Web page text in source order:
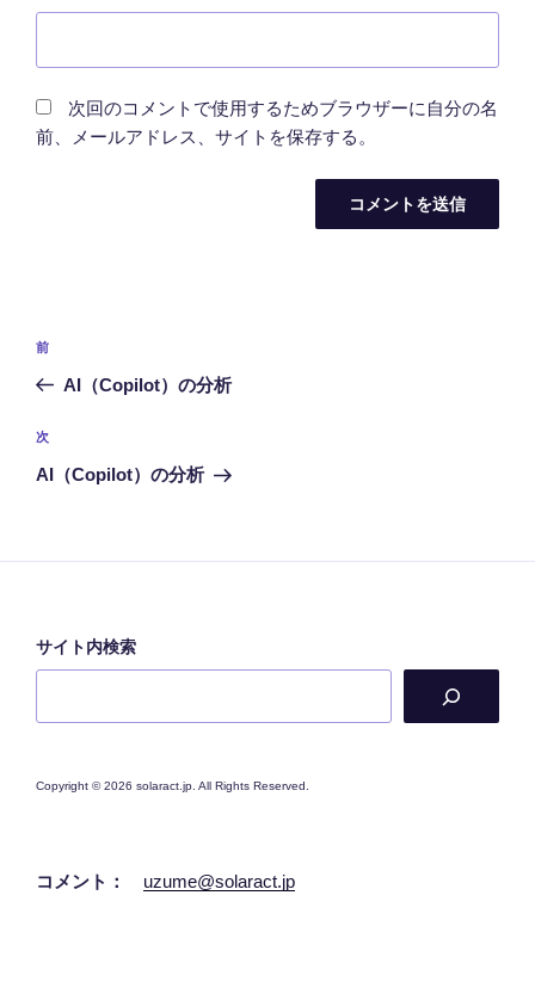
次回のコメントで使用するためブラウザーに自分の名
前、メールアドレス、サイトを保存する。
投
ビ
ゲ
ョ
前
の
稿
前
AI（Copilot）の分析
次
の
次
AI（Copilot）の分析
サイト内検索
Copyright © 2026 solaract.jp. All Rights Reserved.
コメント： uzume@solaract.jp